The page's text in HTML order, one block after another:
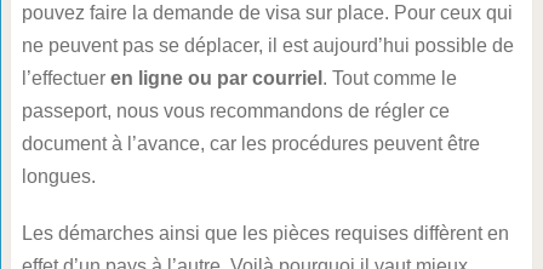
pouvez faire la demande de visa sur place. Pour ceux qui
ne peuvent pas se déplacer, il est aujourd’hui possible de
l’effectuer en ligne ou par courriel . Tout comme le
passeport, nous vous recommandons de régler ce
document à l’avance, car les procédures peuvent être
longues.
Les démarches ainsi que les pièces requises diffèrent en